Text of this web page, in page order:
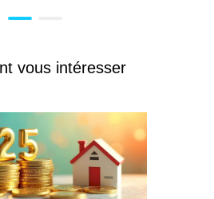
vous intéresser